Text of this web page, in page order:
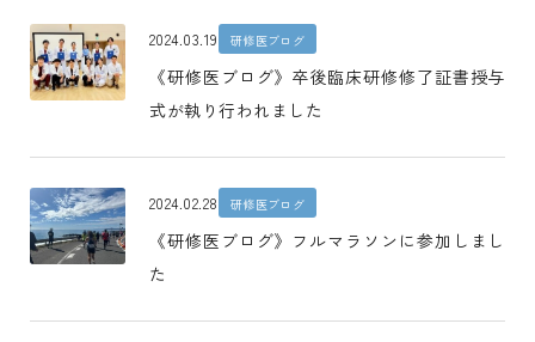
2024.03.19 研修医ブログ
《研修医ブログ》卒後臨床研修修了証書授与
式が執り行われました
2024.02.28 研修医ブログ
《研修医ブログ》フルマラソンに参加しまし
た